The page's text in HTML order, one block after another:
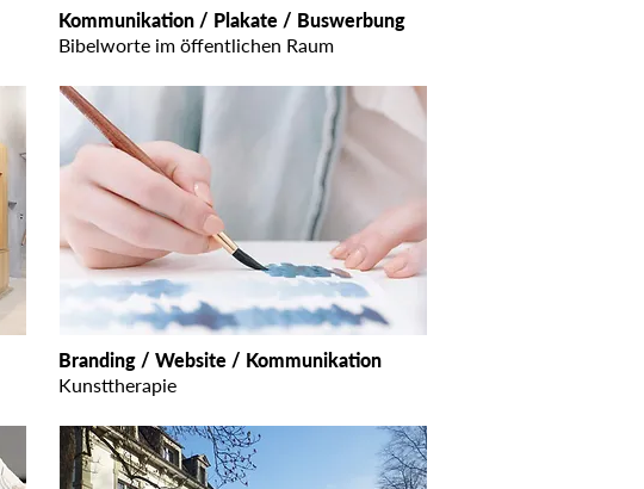
Kommunikation / Plakate / Buswerbung
Bibelworte im öffentlichen Raum
Branding / Website / Kommunikation
Kunsttherapie